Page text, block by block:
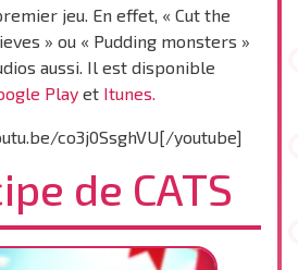
jeu. En effet, « Cut the
» ou « Pudding monsters »
aussi. Il est disponible
Play et Itunes.
co3j0SsghVU[/youtube]
de CATS